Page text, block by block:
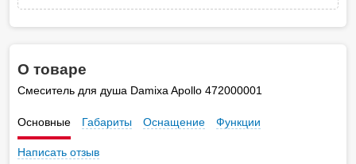
О товаре
Смеситель для душа Damixa Apollo 472000001
Основные Габариты Оснащение Функции
Написать отзыв